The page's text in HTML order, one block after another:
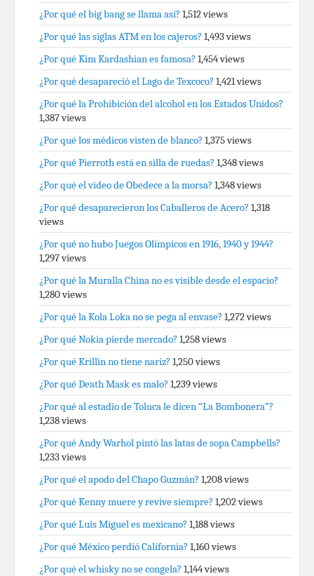
¿Por qué el big bang se llama así? 1,512 views
¿Por qué las siglas ATM en los cajeros? 1,493 views
¿Por qué Kim Kardashian es famosa? 1,454 views
¿Por qué desapareció el Lago de Texcoco? 1,421 views
¿Por qué la Prohibición del alcohol en los Estados Unidos?
1,387 views
¿Por qué los médicos visten de blanco? 1,375 views
¿Por qué Pierroth está en silla de ruedas? 1,348 views
¿Por qué el video de Obedece a la morsa? 1,348 views
¿Por qué desaparecieron los Caballeros de Acero? 1,318
views
¿Por qué no hubo Juegos Olímpicos en 1916, 1940 y 1944?
1,297 views
¿Por qué la Muralla China no es visible desde el espacio?
1,280 views
¿Por qué la Kola Loka no se pega al envase? 1,272 views
¿Por qué Nokia pierde mercado? 1,258 views
¿Por qué Krillin no tiene nariz? 1,250 views
¿Por qué Death Mask es malo? 1,239 views
¿Por qué al estadio de Toluca le dicen “La Bombonera”?
1,238 views
¿Por qué Andy Warhol pintó las latas de sopa Campbells?
1,233 views
¿Por qué el apodo del Chapo Guzmán? 1,208 views
¿Por qué Kenny muere y revive siempre? 1,202 views
¿Por qué Luis Miguel es mexicano? 1,188 views
¿Por qué México perdió California? 1,160 views
¿Por qué el whisky no se congela? 1,144 views